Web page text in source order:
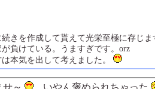
きを作成して貰えて光栄至極に存じま
負けている。うますぎです。orz
は本気を出して考えました。
～ 。いやん褒められちゃった